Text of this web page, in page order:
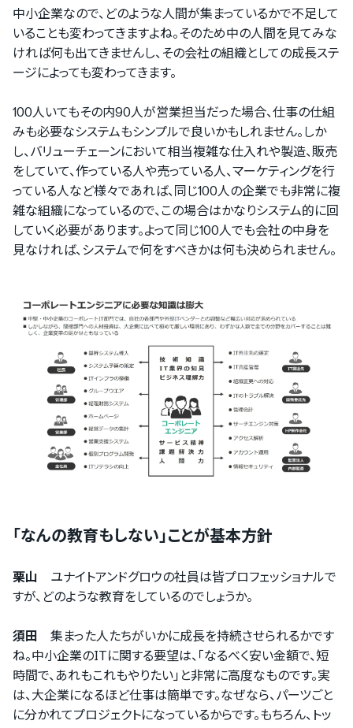
PRONIアイミツ
マイページにログイン
をご利用の方
PRONIアイミツメンバーズ
マイページにログイン
中小企業なので、どのような人間が集まっているかで不足して
いることも変わってきますよね。そのため中の人間を見てみな
ければ何も出てきませんし、その会社の組織としての成長ステ
ージによっても変わってきます。
100人いてもその内90人が営業担当だった場合、仕事の仕組
みも必要なシステムもシンプルで良いかもしれません。しか
し、バリューチェーンにおいて相当複雑な仕入れや製造、販売
をしていて、作っている人や売っている人、マーケティングを行
っている人など様々であれば、同じ100人の企業でも非常に複
雑な組織になっているので、この場合はかなりシステム的に回
していく必要があります。よって同じ100人でも会社の中身を
見なければ、システムで何をすべきかは何も決められません。
「なんの教育もしない」ことが基本方針
栗山 ユナイトアンドグロウの社員は皆プロフェッショナルで
すが、どのような教育をしているのでしょうか。
須田 集まった人たちがいかに成長を持続させられるかです
ね。中小企業のITに関する要望は、「なるべく安い金額で、短
時間で、あれもこれもやりたい」と非常に高度なものです。実
は、大企業になるほど仕事は簡単です。なぜなら、パーツごと
に分かれてプロジェクトになっているからです。もちろん、トッ